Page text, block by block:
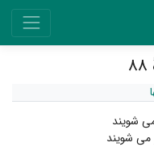
شویند
شویند